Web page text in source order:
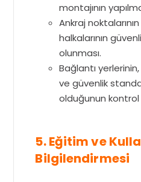
montajının
Ankraj
halkalarının
olunması.
Bağlantı yerlerinin,
ve güvenlik
olduğunun
5. Eğitim ve
Bilgilendirmesi